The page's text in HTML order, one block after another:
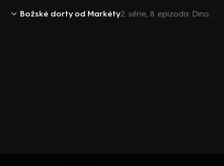
Božské dorty od Markéty 2. série, 8. epizoda: Dinopark